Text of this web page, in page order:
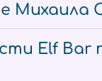
Михаила
Elf